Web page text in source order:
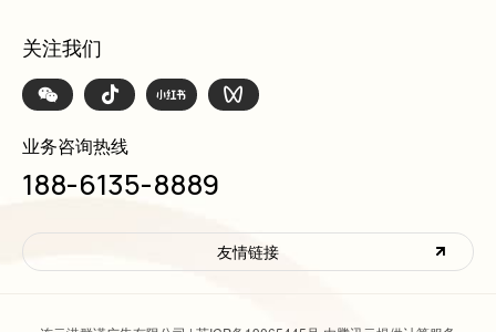
关注我们
业务咨询热线
188-6135-8889
友情链接